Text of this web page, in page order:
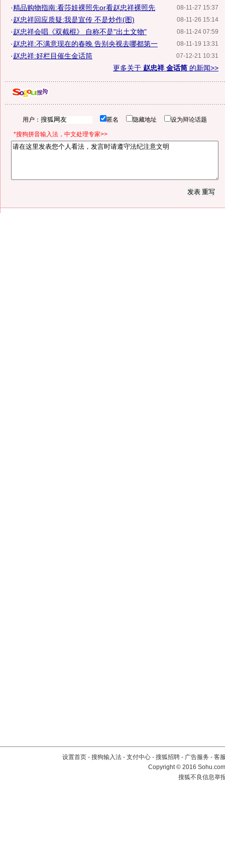
08-11-27 15:37
·精品购物指南:看莎娃裸照先or看赵忠祥裸照先
08-11-26 15:14
·赵忠祥回应质疑:我是宣传 不是炒作(图)
08-11-24 07:59
·赵忠祥会唱《双截棍》 自称不是"出土文物"
08-11-19 13:31
·赵忠祥:不满意现在的春晚 告别央视去哪都第一
07-12-21 10:31
·赵忠祥:好栏目催生金话筒
更多关于 赵忠祥 金话筒 的新闻>>
用户： 匿名 隐藏地址 设为辩论话题
*搜狗拼音输入法，中文处理专家>>
设置首页 - 搜狗输入法 - 支付中心 - 搜狐招聘 - 广告服务 - 客
Copyright©2016
搜狐不良信息举